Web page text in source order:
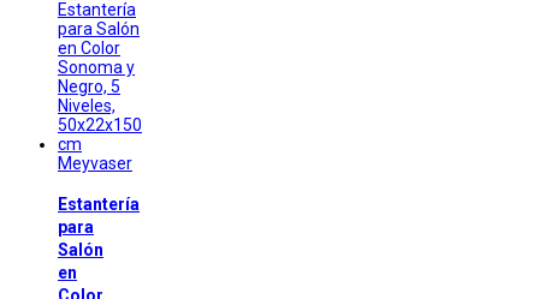
Meyvaser
Estantería
para
Salón
en